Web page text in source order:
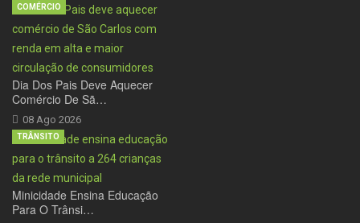
Dia Dos Pais Deve Aquecer
Comércio De Sã…
08 Ago 2026
COMÉRCIO
Minicidade Ensina Educação
Para O Trânsi…
TRÂNSITO